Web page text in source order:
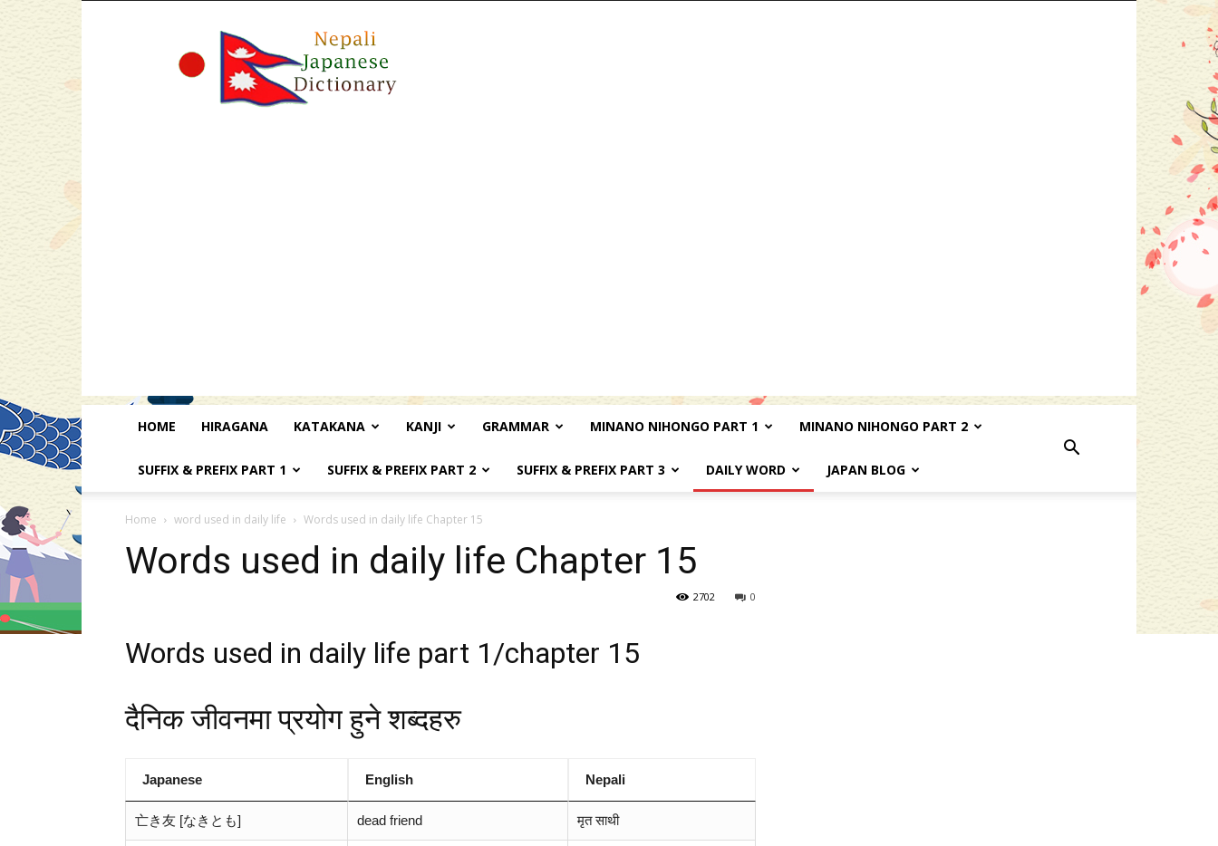
Japanese
Dictionary
HOME HIRAGANA KATAKANA KANJI GRAMMAR MINANO NIHONGO PART 1 MINANO NIHONGO PART 2
SUFFIX & PREFIX PART 1 SUFFIX & PREFIX PART 2 SUFFIX & PREFIX PART 3 DAILY WORD JAPAN BLOG
Home word used in daily life Words used in daily life Chapter 15
Words used in daily life Chapter 15
0
2702
Words used in daily life part 1/chapter 15
दैनिक जीवनमा प्रयोग हुने शब्दहरु
Japanese English Nepali
亡き友 [なきとも] dead friend मृत साथी